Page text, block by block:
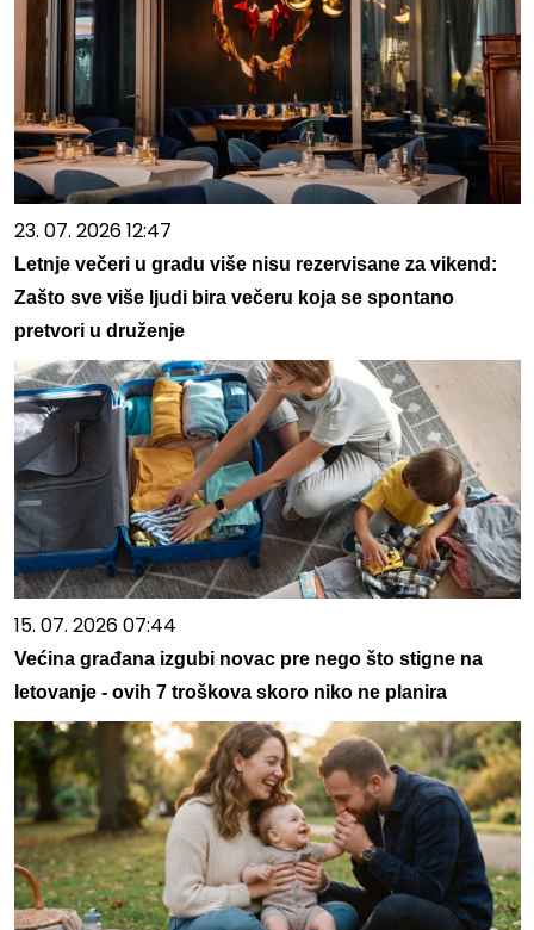
23. 07. 2026 12:47
Letnje večeri u gradu više nisu rezervisane za vikend:
Zašto sve više ljudi bira večeru koja se spontano
pretvori u druženje
15. 07. 2026 07:44
Većina građana izgubi novac pre nego što stigne na
letovanje - ovih 7 troškova skoro niko ne planira